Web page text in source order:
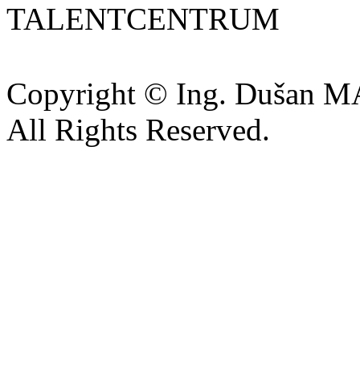
TALENTCENTRUM
Copyright © Ing. Dušan
All Rights Reserved.